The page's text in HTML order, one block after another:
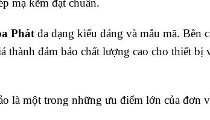
mạ kẽm đạt chuẩn.
Phát đa dạng kiểu dáng và mẫu mã. Bên
đảm bảo chất lượng cao cho thiết bị
là một trong những ưu điểm lớn của đơn